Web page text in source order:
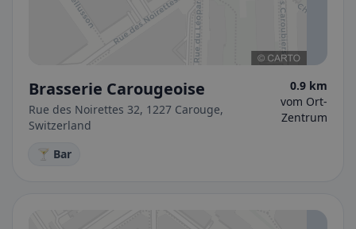
Brasserie Carougeoise
Rue des Noirettes 32, 1227 Carouge,
Switzerland
0.9 km
vom Ort-
Zentrum
🍸 Bar